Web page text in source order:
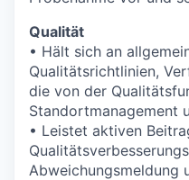
Qualität
• Hält sich an
Qualitätsrichtlinien,
die von der
Standortmanagement
• Leistet aktiven
Abweichungsmeldung